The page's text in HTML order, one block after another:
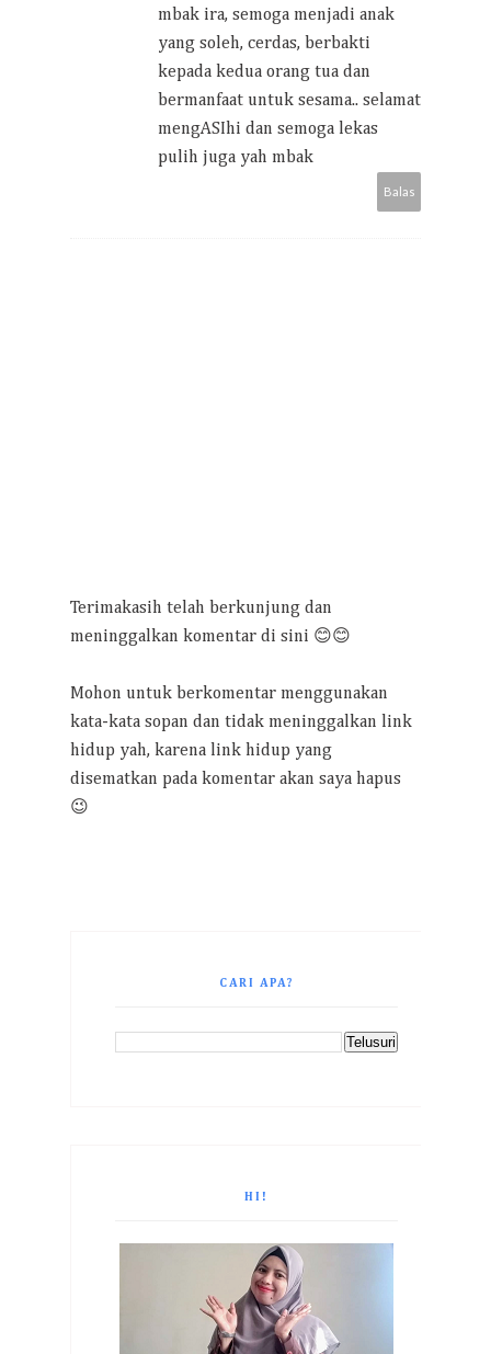
mbak ira, semoga menjadi anak
yang soleh, cerdas, berbakti
kepada kedua orang tua dan
bermanfaat untuk sesama.. selamat
mengASIhi dan semoga lekas
pulih juga yah mbak
Balas
Terimakasih telah berkunjung dan
meninggalkan komentar di sini 😊😊
Mohon untuk berkomentar menggunakan
kata-kata sopan dan tidak meninggalkan link
hidup yah, karena link hidup yang
disematkan pada komentar akan saya hapus
😉
CARI APA?
HI!